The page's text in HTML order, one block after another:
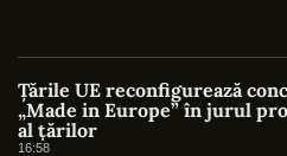
Țările UE reconfigurează
„Made in Europe” în jurul
al țărilor
16:58